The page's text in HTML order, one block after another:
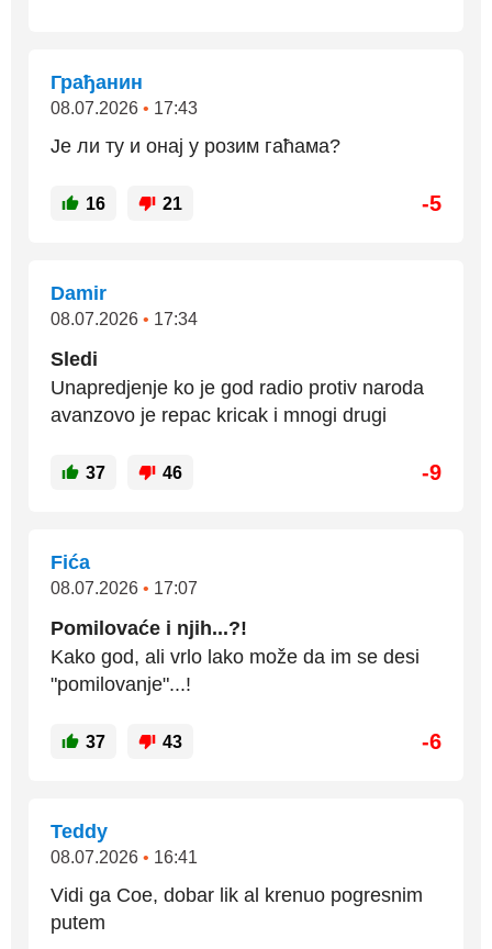
Грађанин
08.07.2026 • 17:43
Је ли ту и онај у розим гаћама?
16 21 -5
Damir
08.07.2026 • 17:34
Sledi
Unapredjenje ko je god radio protiv naroda
avanzovo je repac kricak i mnogi drugi
37 46 -9
Fića
08.07.2026 • 17:07
Pomilovaće i njih...?!
Kako god, ali vrlo lako može da im se desi
"pomilovanje"...!
37 43 -6
Teddy
08.07.2026 • 16:41
Vidi ga Coe, dobar lik al krenuo pogresnim
putem